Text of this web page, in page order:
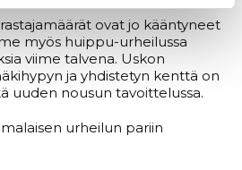
ovat jo kääntyneet
myös huippu-urheilussa
viime talvena. Uskon
ja yhdistetyn kenttä on
uuden nousun tavoittelussa.
urheilun pariin